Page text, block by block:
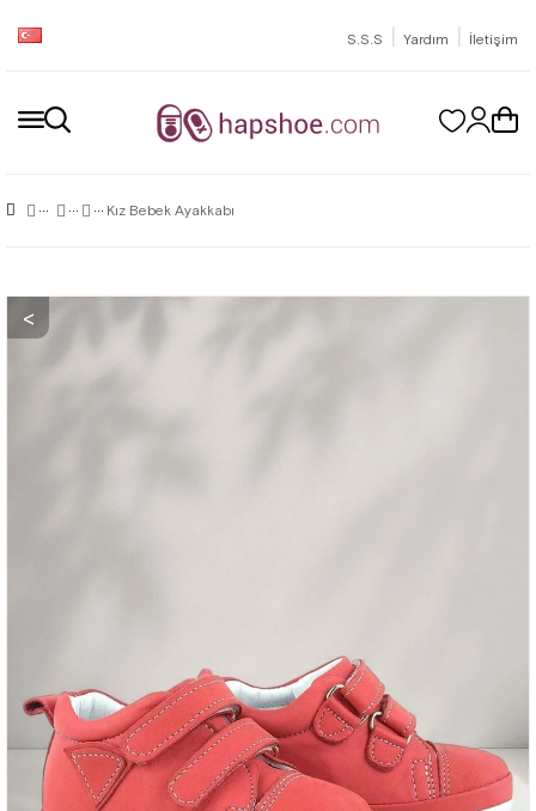
S.S.S | Yardım | İletişim
Kız Bebek Ayakkabı